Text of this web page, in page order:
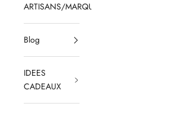
ARTISANS/MARQUES
Blog
IDEES
CADEAUX